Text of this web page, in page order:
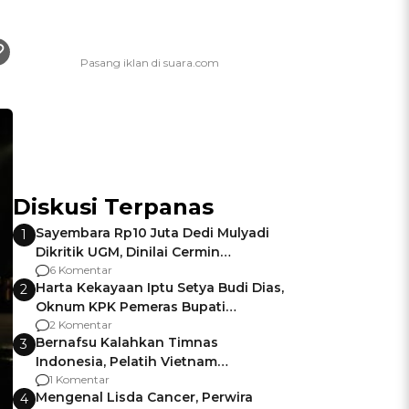
Diskusi Terpanas
1
Sayembara Rp10 Juta Dedi Mulyadi
Dikritik UGM, Dinilai Cermin
Gagalnya Negara Jamin Keamanan
6 Komentar
2 Harta Kekayaan Iptu Setya Budi Dias,
Oknum KPK Pemeras Bupati
Pemalang
2 Komentar
3 Bernafsu Kalahkan Timnas
Indonesia, Pelatih Vietnam
Berencana Pakai Jimat di Pakansari
1 Komentar
4 Mengenal Lisda Cancer, Perwira